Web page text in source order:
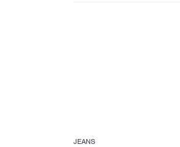
JEANS